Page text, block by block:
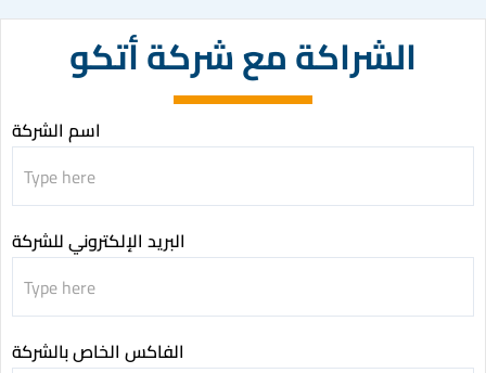
الشراكة مع شركة أتكو
Partening
with
ATCO
اسم الشركة
البريد الإلكتروني للشركة
الفاكس الخاص بالشركة